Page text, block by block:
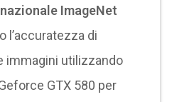
ImageNet
l’accuratezza di
immagini utilizzando
GTX 580 per